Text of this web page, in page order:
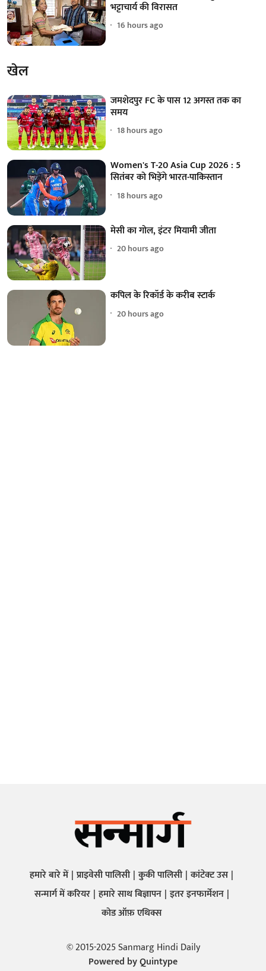
भट्टाचार्य की विरासत
16 hours ago
खेल
जमशेदपुर FC के पास 12 अगस्त तक का
समय
18 hours ago
Women's T-20 Asia Cup 2026 : 5
सितंबर को भिड़ेंगे भारत-पाकिस्तान
18 hours ago
मेसी का गोल, इंटर मियामी जीता
20 hours ago
कपिल के रिकॉर्ड के करीब स्टार्क
20 hours ago
हमारे बारे में प्राइवेसी पालिसी कुकी पालिसी कांटेक्ट उस
सन्मार्ग में करियर हमारे साथ बिज्ञापन इतर इनफार्मेशन
कोड ऑफ़ एथिक्स
© 2015-2025 Sanmarg Hindi Daily
Powered byQuintype